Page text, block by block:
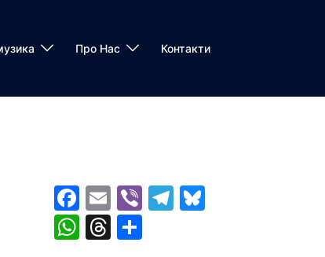
Про Нас Контакти
Facebook
EmailViberTelegram
Bluesky
WhatsApp
Threads
Share